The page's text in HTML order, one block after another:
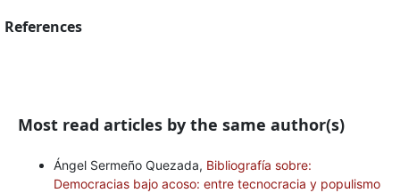
References
Most read articles by the same author(s)
Ángel Sermeño Quezada, Bibliografía sobre:
Democracias bajo acoso: entre tecnocracia y populismo